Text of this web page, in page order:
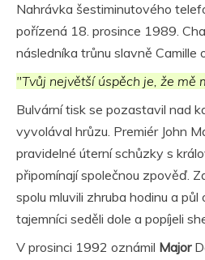
Nahrávka šestiminutového
pořízená 18. prosince 1989.
následníka trůnu slavně Camille
"Tvůj největší úspěch je, že mě
Bulvární tisk se pozastavil nad
vyvolával hrůzu. Premiér John
pravidelné úterní schůzky s
připomínají společnou zpověď.
spolu mluvili zhruba hodinu a půl
tajemníci seděli dole a popíjeli
V prosinci 1992 oznámil Major